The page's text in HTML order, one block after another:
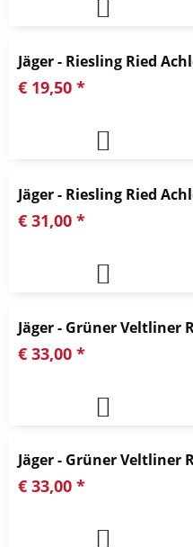
Jäger - Riesling Ried
€ 19,50 *
Jäger - Riesling Ried
€ 31,00 *
€ 33,00 *
€ 33,00 *